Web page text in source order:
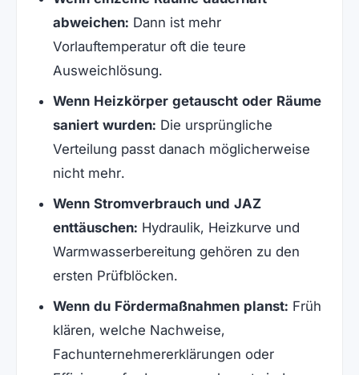
abweichen: Dann ist mehr
Vorlauftemperatur oft die teure
Ausweichlösung.
Wenn Heizkörper getauscht oder Räume
saniert wurden: Die ursprüngliche
Verteilung passt danach möglicherweise
nicht mehr.
Wenn Stromverbrauch und JAZ
enttäuschen: Hydraulik, Heizkurve und
Warmwasserbereitung gehören zu den
ersten Prüfblöcken.
Wenn du Fördermaßnahmen planst: Früh
klären, welche Nachweise,
Fachunternehmererklärungen oder